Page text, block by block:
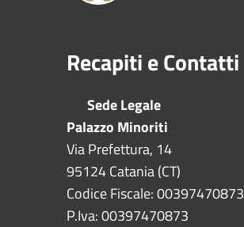
Recapiti e Contatti
Sede Legale
Palazzo Minoriti
Via Prefettura, 14
95124 Catania (CT)
Codice Fiscale: 00397470873
P.Iva: 00397470873